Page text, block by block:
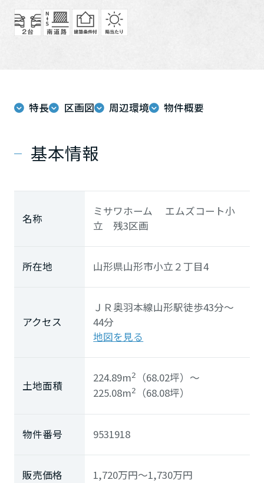
これから住まいをご検討の方
多彩な動画やこだわりが詰まった建築実例、注目の最新情報など、
ミサワゼネラルソリューション
ミサワオーナーズクラブ
中途採用
障がい者採用
ミサワアイデンティティ
特長 区画図 周辺環境 物件概要
基本情報
名称
ミサワホーム エムズコート小
立 残3区画
所在地 山形県山形市小立２丁目4
アクセス
ＪＲ奥羽本線山形駅徒歩43分～
44分
地図を見る
土地面積
224.89m2 （68.02坪） ～
225.08m2 （68.08坪）
物件番号 9531918
販売価格 1,720万円～1,730万円